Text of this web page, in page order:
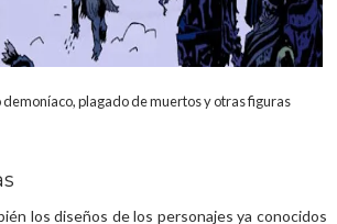
plagado de muertos y otras figuras
los diseños de los personajes ya conocidos